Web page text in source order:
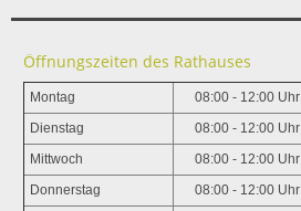
Öffnungszeiten des Rathauses
Montag 08:00 - 12:00 Uhr
Dienstag 08:00 - 12:00 Uhr
Mittwoch 08:00 - 12:00 Uhr
Donnerstag 08:00 - 12:00 Uhr